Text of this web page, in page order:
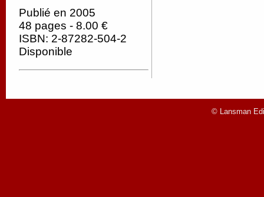
Publié en 2005
48 pages - 8.00 €
ISBN: 2-87282-504-2
Disponible
© Lansman